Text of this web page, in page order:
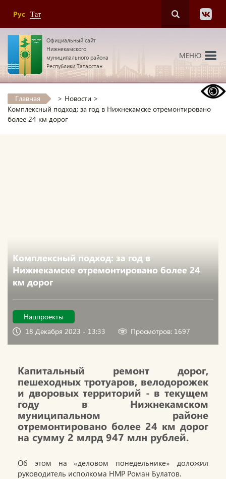
Рус Тат
Официальный сайт
Нижнекамского
муниципального района
Республики Татарстан
МЕНЮ
Главная > Новости >
Комплексный подход: за год в Нижнекамске отремонтировано
более 24 км дорог
Комплексный подход: за год в
Нижнекамске отремонтировано более 24
км дорог
Нацпроекты
18 Декабря 2023 - 13:33
Просмотров: 1697
Капитальный ремонт дорог,
пешеходных тротуаров, велодорожек
и дворовых территорий - в текущем
году в Нижнекамском
муниципальном районе
отремонтировано более 24 км дорог
на сумму 2 млрд 947 млн рублей.
Об этом на «деловом понедельнике» доложил
руководитель исполкома НМР Роман Булатов.